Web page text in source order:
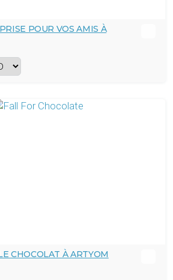
POUR VOS AMIS À
CHOCOLAT À ARTYOM